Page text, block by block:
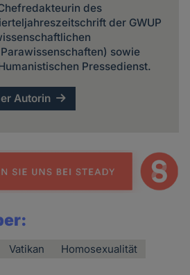
des
der GWUP
sowie
Pressedienst.
Autorin
Vatikan Homosexualität